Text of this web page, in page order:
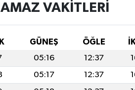
VAKITLERI
GÜNEŞ ÖĞLE
05:16 12:37
05:17 12:37